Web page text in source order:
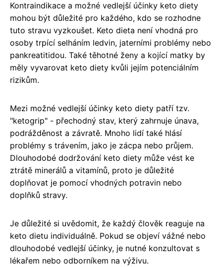
Kontraindikace a možné vedlejší účinky keto diety
mohou být důležité pro každého, kdo se rozhodne
tuto stravu vyzkoušet. Keto dieta není vhodná pro
osoby trpící selháním ledvin, jaterními problémy nebo
pankreatitidou. Také těhotné ženy a kojící matky by
měly vyvarovat keto diety kvůli jejím potenciálním
rizikům.
Mezi možné vedlejší účinky keto diety patří tzv.
"ketogrip" - přechodný stav, který zahrnuje únava,
podrážděnost a závratě. Mnoho lidí také hlásí
problémy s trávením, jako je zácpa nebo průjem.
Dlouhodobé dodržování keto diety může vést ke
ztrátě minerálů a vitamínů, proto je důležité
doplňovat je pomocí vhodných potravin nebo
doplňků stravy.
Je důležité si uvědomit, že každý člověk reaguje na
keto dietu individuálně. Pokud se objeví vážné nebo
dlouhodobé vedlejší účinky, je nutné konzultovat s
lékařem nebo odborníkem na výživu.